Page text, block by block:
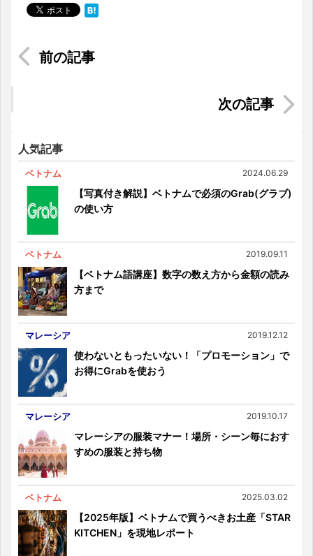
《2023年版》マレーシア祝日一覧と長期休暇・混
マレーシア｜日本人に人気のインターナショナル
人気記事
ベトナム 2024.06.29
【写真付き解説】ベトナムで必須のGrab(グラブ)
の使い方
ベトナム 2019.09.11
【ベトナム語講座】数字の数え方から金額の読み
方まで
マレーシア 2019.12.12
使わないともったいない！「プロモーション」で
お得にGrabを使おう
マレーシア 2019.10.17
マレーシアの服装マナー！場所・シーン毎におす
すめの服装と持ち物
ベトナム 2025.03.02
【2025年版】ベトナムで買うべきお土産「STAR
KITCHEN」を現地レポート